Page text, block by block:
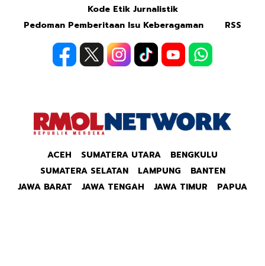
Kode Etik Jurnalistik
Pedoman Pemberitaan Isu Keberagaman
RSS
ACEH SUMATERA UTARA
BENGKULU
SUMATERA SELATAN
LAMPUNG
BANTEN
JAWA BARAT
JAWA TENGAH JAWA TIMUR PAPUA